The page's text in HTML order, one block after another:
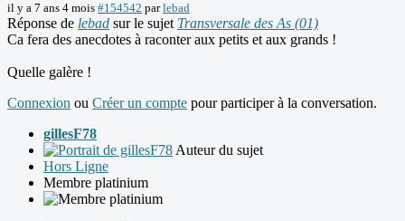
il y a 7 ans 4 mois #154542 parlebad
Réponse de lebad sur le sujet Transversale des As (01)
Ca fera des anecdotes à raconter aux petits et aux grands !
Quelle galère !
Connexion ou Créer un compte pour participer à la conversation.
gillesF78
Auteur du sujet
Hors Ligne
Membre platinium